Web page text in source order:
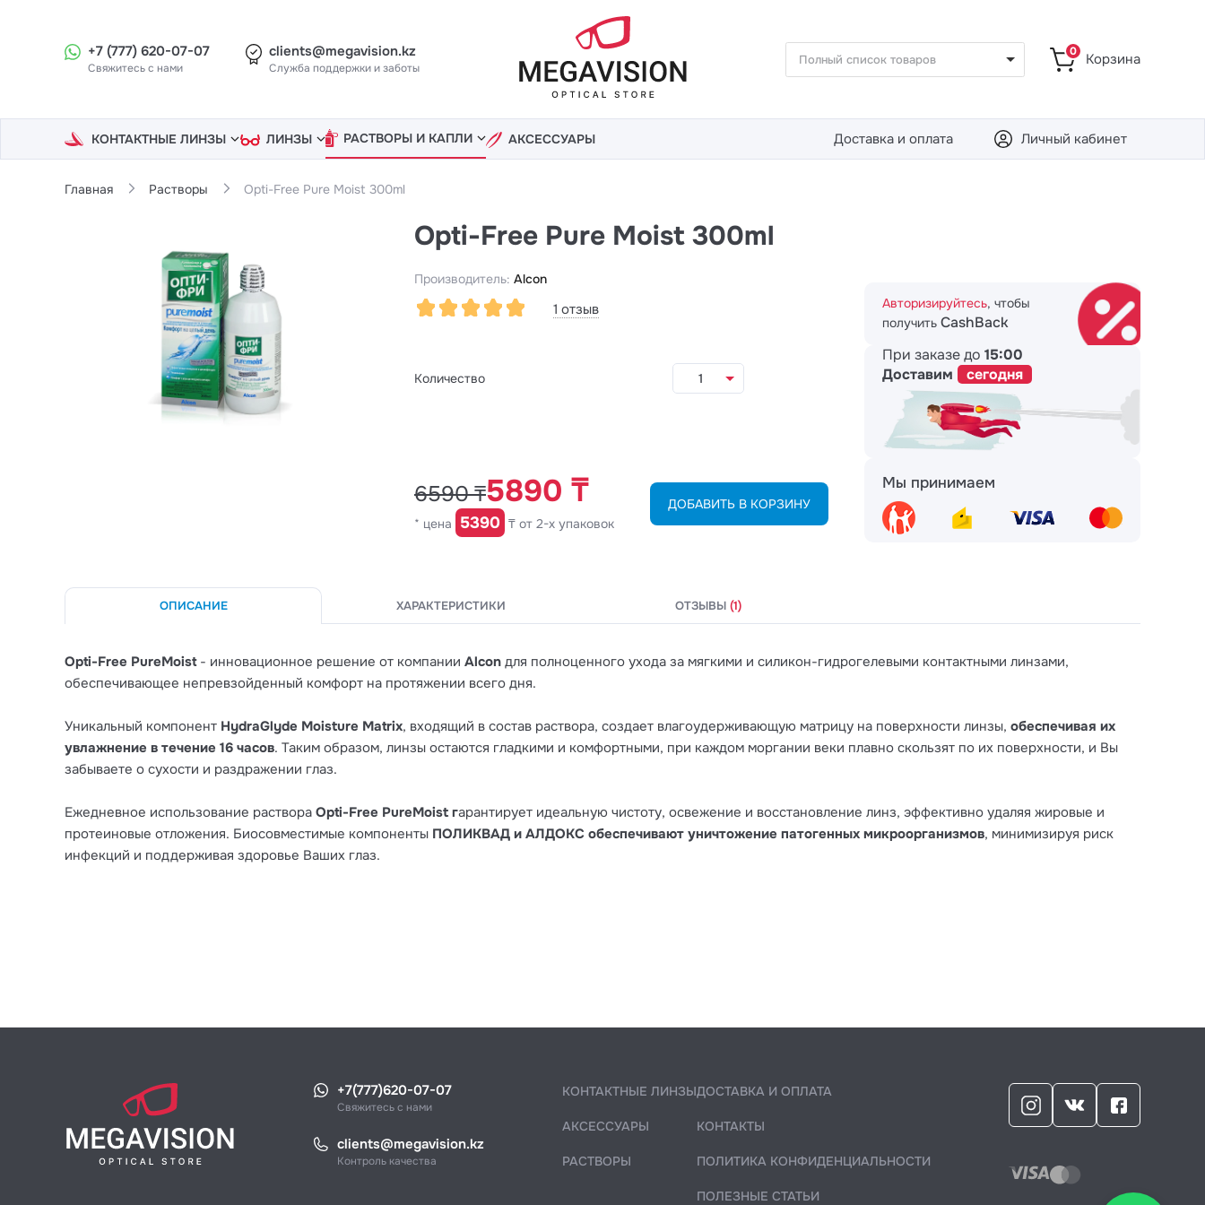
+7 (777) 620-07-07
Свяжитесь с нами
clients@megavision.kz
Служба поддержки и заботы
Полный список товаров
0 Корзина
КОНТАКТНЫЕ ЛИНЗЫ ЛИНЗЫ РАСТВОРЫ И КАПЛИ АКСЕССУАРЫ Доставка и оплата Личный кабинет
Главная Растворы Opti-Free Pure Moist 300ml
Opti-Free Pure Moist 300ml
Производитель: Alcon
1 отзыв
Количество 1
6590 ₸5890 ₸
* цена 5390 ₸ от 2-х упаковок
ДОБАВИТЬ В КОРЗИНУ
Авторизируйтесь, чтобы
получить CashBack
При заказе до 15:00
Доставим
сегодня
Мы принимаем
ОПИСАНИЕ ХАРАКТЕРИСТИКИ ОТЗЫВЫ (1)
Opti-Free PureMoist- инновационное решение от компании Alcon для полноценного ухода за мягкими и силикон-гидрогелевыми контактными линзами,
обеспечивающее непревзойденный комфорт на протяжении всего дня.
Уникальный компонент HydraGlyde Moisture Matrix, входящий в состав раствора, создает влагоудерживающую матрицу на поверхности линзы, обеспечивая их
увлажнение в течение 16 часов. Таким образом, линзы остаются гладкими и комфортными, при каждом моргании веки плавно скользят по их поверхности, и Вы
забываете о сухости и раздражении глаз.
Ежедневное использование раствора Opti-Free PureMoist гарантирует идеальную чистоту, освежение и восстановление линз, эффективно удаляя жировые и
протеиновые отложения. Биосовместимые компоненты ПОЛИКВАД и АЛДОКС обеспечивают уничтожение патогенных микроорганизмов, минимизируя риск
инфекций и поддерживая здоровье Ваших глаз.
Товар добавлен в корзину
ПРОДОЛЖИТЬ ПОКУПКИ ПЕРЕЙТИ В КОРЗИНУ
Opti-Free Pure Moist 300ml
+7(777)620-07-07
Свяжитесь с нами
clients@megavision.kz
Контроль качества
КОНТАКТНЫЕ ЛИНЗЫ
АКСЕССУАРЫ
РАСТВОРЫ
ДОСТАВКА И ОПЛАТА
КОНТАКТЫ
ПОЛИТИКА КОНФИДЕНЦИАЛЬНОСТИ
ПОЛЕЗНЫЕ СТАТЬИ